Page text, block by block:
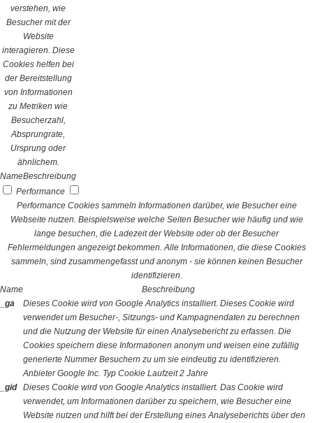
verstehen, wie
Besucher mit der
Website
interagieren. Diese
Cookies helfen bei
der Bereitstellung
von Informationen
zu Metriken wie
Besucherzahl,
Absprungrate,
Ursprung oder
ähnlichem.
NameBeschreibung
Performance
Performance Cookies sammeln Informationen darüber, wie Besucher eine
Webseite nutzen. Beispielsweise welche Seiten Besucher wie häufig und wie
lange besuchen, die Ladezeit der Website oder ob der Besucher
Fehlermeldungen angezeigt bekommen. Alle Informationen, die diese Cookies
sammeln, sind zusammengefasst und anonym - sie können keinen Besucher
identifizieren.
Name
Beschreibung
_ga
Dieses Cookie wird von Google Analytics installiert. Dieses Cookie wird
verwendet um Besucher-, Sitzungs- und Kampagnendaten zu berechnen
und die Nutzung der Website für einen Analysebericht zu erfassen. Die
Cookies speichern diese Informationen anonym und weisen eine zufällig
generierte Nummer Besuchern zu um sie eindeutig zu identifizieren.
Anbieter Google Inc. Typ Cookie Laufzeit 2 Jahre
_gid
Dieses Cookie wird von Google Analytics installiert. Das Cookie wird
verwendet, um Informationen darüber zu speichern, wie Besucher eine
Website nutzen und hilft bei der Erstellung eines Analyseberichts über den